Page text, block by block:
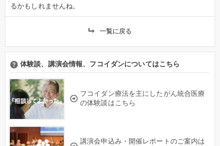
るかもしれませんね。
一覧に戻る
体験談、講演会情報、フコイダンについてはこちら
フコイダン療法を主にしたがん統合医療
の体験談はこちら
講演会申込み・開催レポートのご案内は